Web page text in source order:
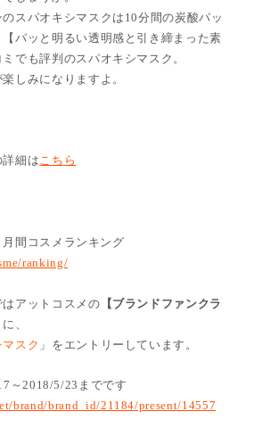
スパオキシマスクは10分間の炭酸パッ
パッと明るい透明感と引き締まった素
でも評判のスパオキシマスク。
しみになりますよ。
細はこちら
間コスメランキング
ranking/
アットコスメの 【ブランドファンクラ
に、
スク 」をエントリーしています。
～2018/5/23までです
brand/brand_id/21184/present/14557